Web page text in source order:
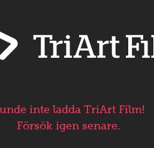
inte ladda TriArt Film!
Försök igen senare.